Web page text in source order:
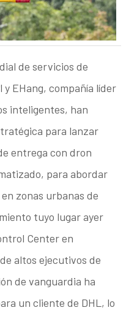
de servicios de
EHang, compañía líder
inteligentes, han
para lanzar
entrega con dron
para abordar
zonas urbanas de
tuyo lugar ayer
Center en
altos ejecutivos de
de vanguardia ha
un cliente de DHL, lo